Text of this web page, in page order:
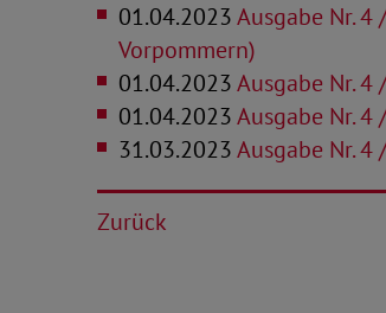
01.04.2023Ausgabe Nr.
Vorpommern)
01.04.2023Ausgabe Nr.
01.04.2023Ausgabe Nr. 4
31.03.2023Ausgabe Nr.
Zurück